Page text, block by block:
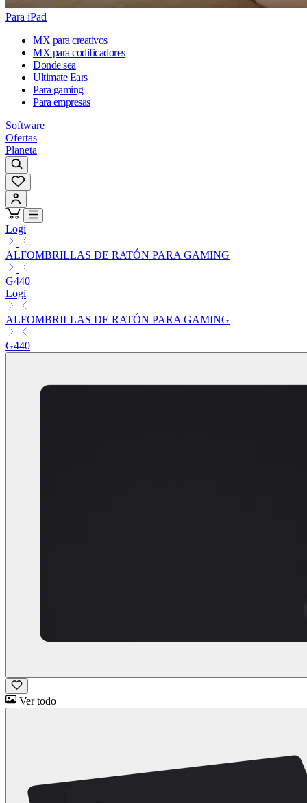
Para iPad
MX para creativos
MX para codificadores
Donde sea
Ultimate Ears
Para gaming
Para empresas
Software
Ofertas
Planeta
Logi
ALFOMBRILLAS DE RATÓN PARA GAMING
G440
Logi
ALFOMBRILLAS DE RATÓN PARA GAMING
G440
Ver todo